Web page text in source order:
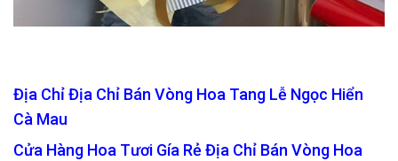
Địa Chỉ Địa Chỉ Bán Vòng Hoa Tang Lễ Ngọc Hiển
Cà Mau
Cửa Hàng Hoa Tươi Gía Rẻ Địa Chỉ Bán Vòng Hoa